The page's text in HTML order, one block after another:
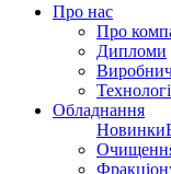
Про нас
Про
Дипломи
Обладнання
Новинки